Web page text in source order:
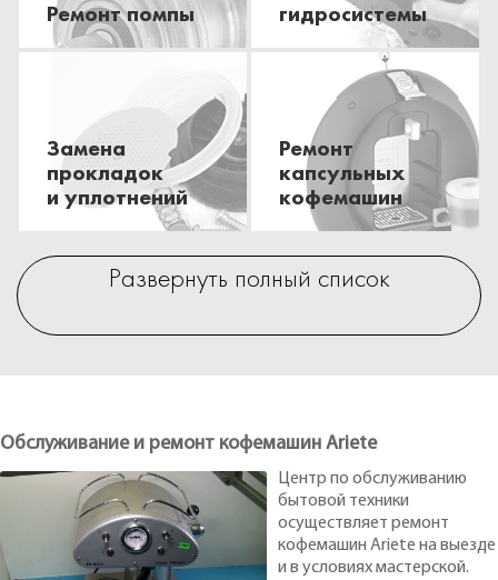
Ремонт помпы
гидросистемы
Замена
прокладок
и уплотнений
Ремонт
капсульных
кофемашин
Развернуть полный список
Обслуживание и ремонт кофемашин Ariete
Центр по обслуживанию
бытовой техники
осуществляет ремонт
кофемашин Ariete на выезде
и в условиях мастерской.